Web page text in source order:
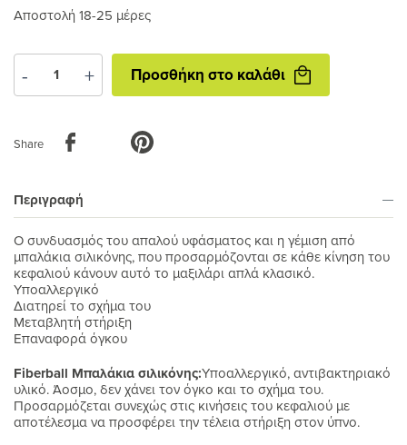
Αποστολή 18-25 μέρες
Προσθήκη
στο
καλάθι
- + Προσθήκη στο καλάθι
Share
Περιγραφή
Ο συνδυασμός του απαλού υφάσματος και η γέμιση από
μπαλάκια σιλικόνης, που προσαρμόζονται σε κάθε κίνηση του
κεφαλιού κάνουν αυτό το μαξιλάρι απλά κλασικό.
Υποαλλεργικό
Διατηρεί το σχήμα του
Μεταβλητή στήριξη
Επαναφορά όγκου
Fiberball Μπαλάκια σιλικόνης:Υποαλλεργικό, αντιβακτηριακό
υλικό. Άοσμο, δεν χάνει τον όγκο και το σχήμα του.
Προσαρμόζεται συνεχώς στις κινήσεις του κεφαλιού με
αποτέλεσμα να προσφέρει την τέλεια στήριξη στον ύπνο.